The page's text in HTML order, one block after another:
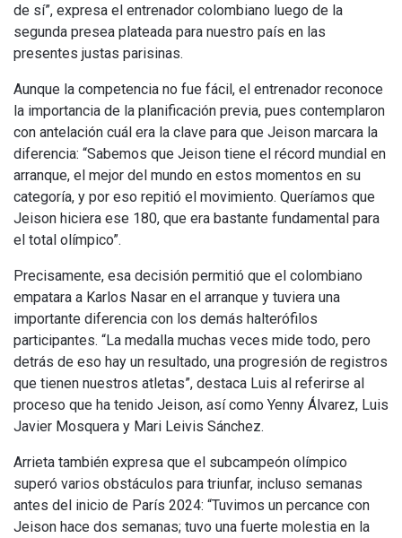
de sí”, expresa el entrenador colombiano luego de la
segunda presea plateada para nuestro país en las
presentes justas parisinas.
Aunque la competencia no fue fácil, el entrenador reconoce
la importancia de la planificación previa, pues contemplaron
con antelación cuál era la clave para que Jeison marcara la
diferencia: “Sabemos que Jeison tiene el récord mundial en
arranque, el mejor del mundo en estos momentos en su
categoría, y por eso repitió el movimiento. Queríamos que
Jeison hiciera ese 180, que era bastante fundamental para
el total olímpico”.
Precisamente, esa decisión permitió que el colombiano
empatara a Karlos Nasar en el arranque y tuviera una
importante diferencia con los demás halterófilos
participantes. “La medalla muchas veces mide todo, pero
detrás de eso hay un resultado, una progresión de registros
que tienen nuestros atletas”, destaca Luis al referirse al
proceso que ha tenido Jeison, así como Yenny Álvarez, Luis
Javier Mosquera y Mari Leivis Sánchez.
Arrieta también expresa que el subcampeón olímpico
superó varios obstáculos para triunfar, incluso semanas
antes del inicio de París 2024: “Tuvimos un percance con
Jeison hace dos semanas; tuvo una fuerte molestia en la